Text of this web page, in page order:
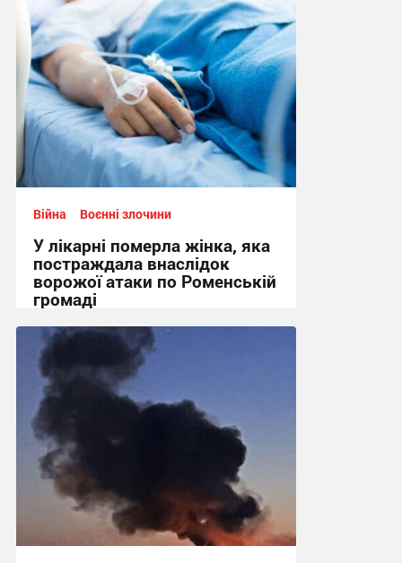
Війна Воєнні злочини
У лікарні померла жінка, яка
постраждала внаслідок
ворожої атаки по Роменській
громаді
11:44, 1.08.2026